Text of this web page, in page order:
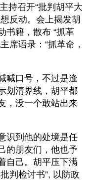
持召开“批判胡平大
反动。会上揭发胡
书籍，散布 “抓革
席语录：“抓革命，
喊口号，不过是逢
划清界线，胡平都
，没一个敢站出来
识到他的处境是任
的朋友们，他也予
自己。胡平压下满
判检讨书”, 以防政